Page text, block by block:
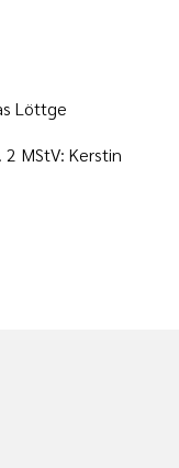
Löttge
MStV: Kerstin